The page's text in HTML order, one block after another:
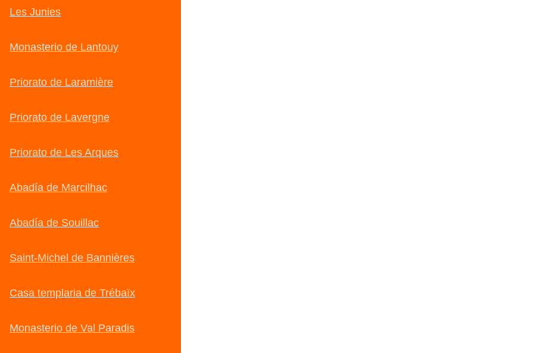
Les Junies
Monasterio de Lantouy
Priorato de Laramière
Priorato de Lavergne
Priorato de Les Arques
Abadía de Marcilhac
Abadía de Souillac
Saint-Michel de Bannières
Casa templaria de Trébaïx
Monasterio de Val Paradis